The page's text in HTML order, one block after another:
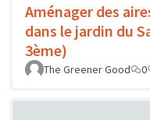
Aménager des
dans le jardin du
3ème)
The Greener Good 0